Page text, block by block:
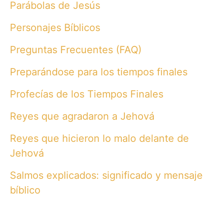
Parábolas de Jesús
Personajes Bíblicos
Preguntas Frecuentes (FAQ)
Preparándose para los tiempos finales
Profecías de los Tiempos Finales
Reyes que agradaron a Jehová
Reyes que hicieron lo malo delante de
Jehová
Salmos explicados: significado y mensaje
bíblico